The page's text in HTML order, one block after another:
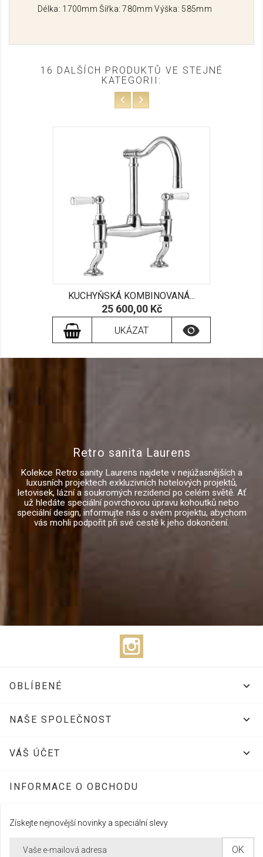
Délka: 1700mm Šířka: 780mm Výška: 585mm
16 DALŠÍCH PRODUKTŮ VE STEJNÉ
KATEGORII:
KUCHYŇSKÁ KOMBINOVANÁ...
Cena
25 600,00 Kč
UKÁZAT 
Retro sanita Laurens
Kolekce Retro sanity Laurens najdete v nejúžasnějších a
luxusních projektech exkluzivních hotelových projektů,
letovisek, lázní a soukromých rezidencí po celém světě. Ať
už hledáte speciální povrchovou úpravu kohoutků nebo
speciální design, informujte nás o svém projektu, abychom
vás mohli podpořit při své cestě k jeho dokončení.
OBLÍBENÉ 
NAŠE SPOLEČNOST 
VÁŠ ÚČET 
INFORMACE O OBCHODU
Získejte nejnovější novinky a speciální slevy